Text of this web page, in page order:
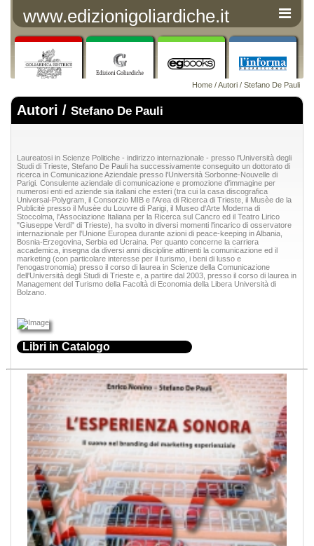
www.edizionigoliardiche.it
Home /Autori / Stefano De Pauli
Autori / Stefano De Pauli
Laureatosi in Scienze Politiche - indirizzo internazionale - presso l'Università degli
Studi di Trieste, Stefano De Pauli ha successivamente conseguito un dottorato di
ricerca in Comunicazione Aziendale presso l'Università Sorbonne-Nouvelle di
Parigi. Consulente aziendale di comunicazione e promozione d'immagine per
numerosi enti ed aziende sia italiani che esteri (tra cui la casa discografica
Universal-Polygram, il Consorzio MIB e l'Area di Ricerca di Trieste, il Musèe de la
Publicitè presso il Musèe du Louvre di Parigi, il Museo d'Arte Moderna di
Stoccolma, l'Associazione Italiana per la Ricerca sul Cancro ed il Teatro Lirico
"Giuseppe Verdi" di Trieste), ha svolto in diversi momenti l'incarico di osservatore
internazionale per l'Unione Europea durante azioni di peace-keeping in Albania,
Bosnia-Erzegovina, Serbia ed Ucraina. Per quanto concerne la carriera
accademica, insegna da diversi anni discipline attinenti la comunicazione ed il
marketing (con particolare interesse per il turismo, i beni di lusso e
l'enogastronomia) presso il corso di laurea in Scienze della Comunicazione
dell'Università degli Studi di Trieste e, a partire dal 2003, presso il corso di laurea in
Management del Turismo della Facoltà di Economia della Libera Università di
Bolzano.
Libri in Catalogo